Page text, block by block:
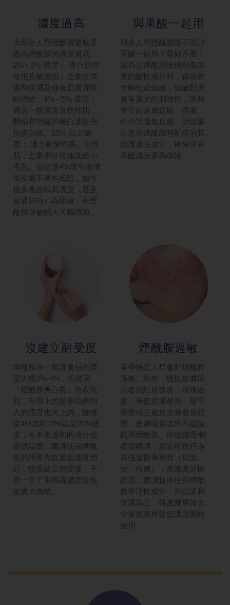
濃度過高
大部分人對煙酰胺過敏是
因為煙酰胺的濃度過高。
2% - 3% 濃度： 適合初次
使用及敏感肌，主要提供
溫和保濕及修復肌膚屏障
的功效。4% - 5% 濃度：
適合一般膚質及乾性肌，
開始有明顯的美白淡斑與
抗炎功效。10% 以上濃
度： 適合耐受性高、油性
肌，主要用於控油及縮小
毛孔。但超過4%就可能增
加皮膚不適的風險，如今
很多產品以高濃度（甚至
超過10%）為綽頭，令煙
酰胺過敏的人大幅增加。
與果酸一起用
很多人問煙酰胺能不能跟
果酸一起用？最好不要！
因爲當煙酰胺接觸到高強
度的酸性成分時，很容易
會轉化成烟酸，烟酸對皮
膚有莫大的刺激性，隨時
會引起皮膚紅腫、痕癢、
灼熱等過敏反應。所以要
注意用煙酰胺時配搭的其
他護膚品成分，確保沒有
果酸成分更為保險。
沒建立耐受度
煙酰胺在一般護膚品的濃
度大概2%-4%，但隨著
「煙酰胺美白風」愈吹愈
烈，市面上的競爭品所加
入的濃度也向上調，慢慢
從4%加到10%甚至20%濃
度，令本來溫和的成分也
變成猛藥。建議使用煙酰
胺的用家先從最低濃度用
起，慢慢建立耐受度，不
要一下子用很高濃度以免
皮膚大過敏。
煙酰胺過敏
有些特定人群會對煙酰胺
過敏。此外，慢性皮膚病
患者如紅斑狼瘡、玫瑰痤
瘡、局部皮膚發炎、嚴重
暗瘡或正處於皮膚發炎狀
態、皮膚曬傷者均不建議
亂用煙酰胺。術後護理/恢
復期建議：若近期進行過
高強度醫美療程（如激
光、煥膚），皮膚處於恢
復期，建議暫停使用煙酰
胺等活性成分，先以溫和
保濕為主，待皮膚屏障完
全修復後再從低濃度開始
使用。